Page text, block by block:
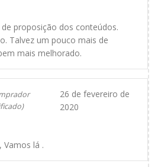
proposição dos conteúdos.
Talvez um pouco mais de
mais melhorado.
26 de fevereiro de
2020
lá .